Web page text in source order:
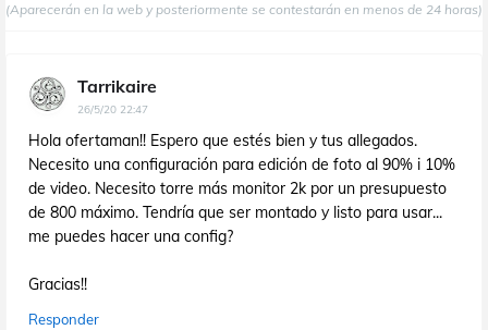
(Aparecerán en la web y posteriormente se contestarán en menos de 24 horas)
Tarrikaire
26/5/20 22:47
Hola ofertaman!! Espero que estés bien y tus allegados.
Necesito una configuración para edición de foto al 90% i 10%
de video. Necesito torre más monitor 2k por un presupuesto
de 800 máximo. Tendría que ser montado y listo para usar...
me puedes hacer una config?
Gracias!!
Responder